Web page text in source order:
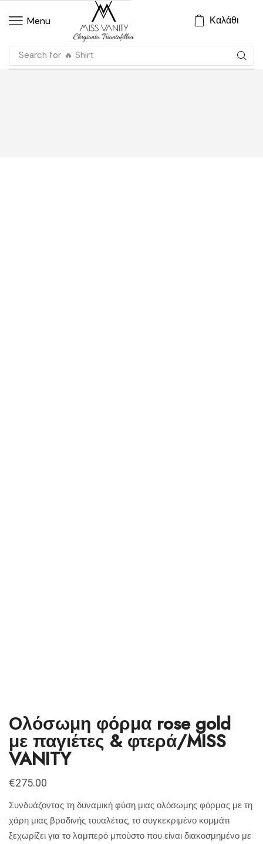
Menu Καλάθι
Search for 🔥 Shirt
Ολόσωμη φόρμα rose gold
με παγιέτες & φτερά/MISS
VANITY
€275.00
Συνδυάζοντας τη δυναμική φύση μιας ολόσωμης φόρμας με τη
χάρη μιας βραδινής τουαλέτας, το συγκεκριμένο κομμάτι
ξεχωρίζει για το λαμπερό μπούστο που είναι διακοσμημένο με